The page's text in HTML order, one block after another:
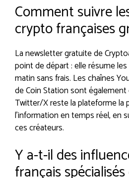
Comment suivre
crypto françaises
La newsletter gratuite de
point de départ : elle résume
matin sans frais. Les chaînes
de Coin Station sont
Twitter/X reste la plateforme la
l’information en temps réel, en
ces créateurs.
Y a-t-il des
français